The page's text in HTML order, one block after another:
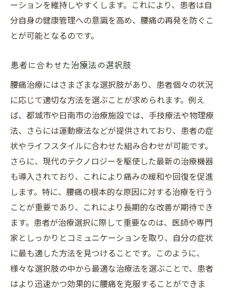
ーションを維持しやすくします。これにより、患者は自
分自身の健康管理への意識を高め、腰痛の再発を防ぐこ
とが可能となるのです。
患者に合わせた治療法の選択肢
腰痛治療にはさまざまな選択肢があり、患者個々の状況
に応じて適切な方法を選ぶことが求められます。例え
ば、都城市や日南市の治療施設では、手技療法や物理療
法、さらには運動療法などが提供されており、患者の症
状やライフスタイルに合わせた組み合わせが可能です。
さらに、現代のテクノロジーを駆使した最新の治療機器
も導入されており、これにより痛みの緩和や回復を促進
します。特に、腰痛の根本的な原因に対する治療を行う
ことが重要であり、これにより長期的な改善が期待でき
ます。患者が治療選択に際して重要なのは、医師や専門
家としっかりとコミュニケーションを取り、自分の症状
に最も適した方法を見つけることです。このように、
様々な選択肢の中から最適な治療法を選ぶことで、患者
はより迅速かつ効果的に腰痛を克服することができま